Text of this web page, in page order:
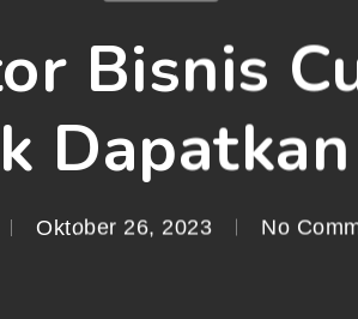
Bisnis
Oktober 26, 2023 No